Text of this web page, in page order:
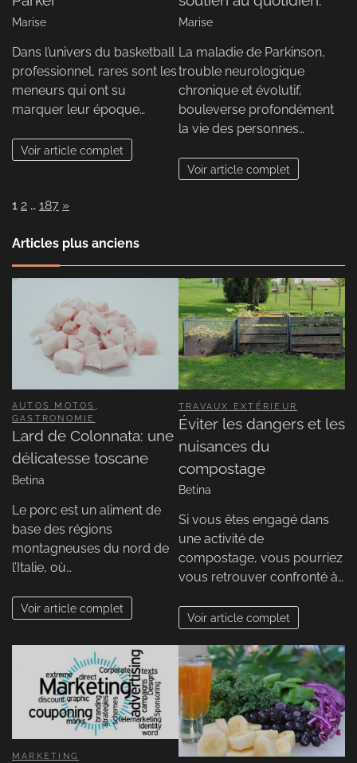
Marise
Dans l’univers du basketball
professionnel, rares sont les
meneurs qui ont su
marquer leur époque…
Voir article complet
Marise
La maladie de Parkinson,
trouble neurologique
chronique et évolutif,
bouleverse profondément
la vie des personnes…
Voir article complet
Page:
1 2 … 187 Next
»
Articles plus anciens
AUTOS MOTOS ,
GASTRONOMIE
Lard de Colonnata: une
délicatesse toscane
Betina
Le porc est un aliment de
base des régions
montagneuses du nord de
l’Italie, où…
Voir article complet
TRAVAUX EXTÉRIEUR
Éviter les dangers et les
nuisances du
compostage
Betina
Si vous êtes engagé dans
une activité de
compostage, vous pourriez
vous retrouver confronté à…
Voir article complet
MARKETING